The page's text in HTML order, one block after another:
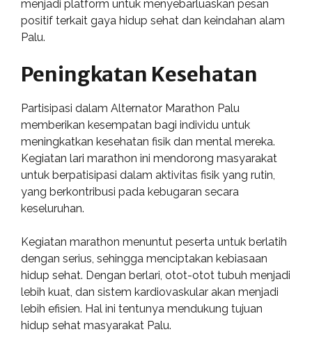
menjadi platform untuk menyebarluaskan pesan
positif terkait gaya hidup sehat dan keindahan alam
Palu.
Peningkatan Kesehatan
Partisipasi dalam Alternator Marathon Palu
memberikan kesempatan bagi individu untuk
meningkatkan kesehatan fisik dan mental mereka.
Kegiatan lari marathon ini mendorong masyarakat
untuk berpatisipasi dalam aktivitas fisik yang rutin,
yang berkontribusi pada kebugaran secara
keseluruhan.
Kegiatan marathon menuntut peserta untuk berlatih
dengan serius, sehingga menciptakan kebiasaan
hidup sehat. Dengan berlari, otot-otot tubuh menjadi
lebih kuat, dan sistem kardiovaskular akan menjadi
lebih efisien. Hal ini tentunya mendukung tujuan
hidup sehat masyarakat Palu.